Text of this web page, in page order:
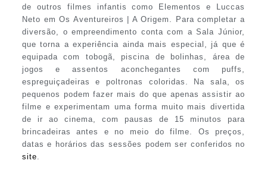
de outros filmes infantis como Elementos e Luccas
Neto em Os Aventureiros | A Origem. Para completar a
diversão, o empreendimento conta com a Sala Júnior,
que torna a experiência ainda mais especial, já que é
equipada com tobogã, piscina de bolinhas, área de
jogos e assentos aconchegantes com puffs,
espreguiçadeiras e poltronas coloridas. Na sala, os
pequenos podem fazer mais do que apenas assistir ao
filme e experimentam uma forma muito mais divertida
de ir ao cinema, com pausas de 15 minutos para
brincadeiras antes e no meio do filme. Os preços,
datas e horários das sessões podem ser conferidos no
site.